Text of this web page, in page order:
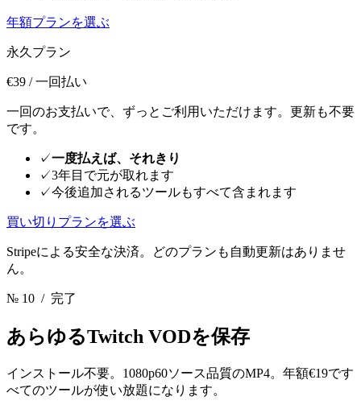
年額プランを選ぶ
永久プラン
€39 / 一回払い
一回のお支払いで、ずっとご利用いただけます。更新も不要
です。
✓一度払えば、それきり
✓3年目で元が取れます
✓今後追加されるツールもすべて含まれます
買い切りプランを選ぶ
Stripeによる安全な決済。どのプランも自動更新はありませ
ん。
№ 10 / 完了
あらゆるTwitch VODを保存
インストール不要。1080p60ソース品質のMP4。年額€19です
べてのツールが使い放題になります。